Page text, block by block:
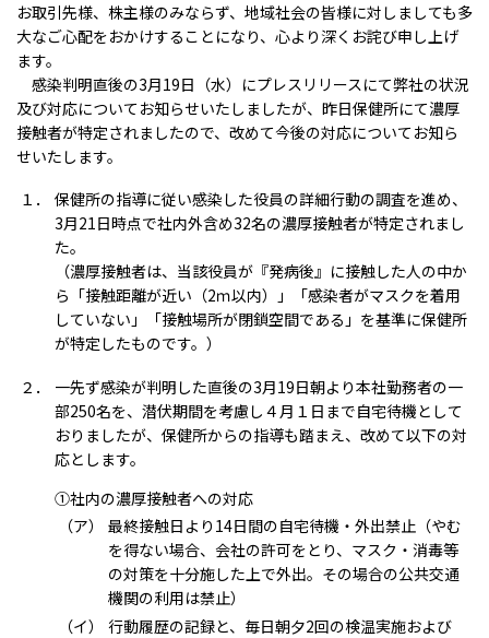
お取引先様、株主様のみならず、地域社会の皆様に対しましても多
大なご心配をおかけすることになり、心より深くお詫び申し上げ
ます。
感染判明直後の3月19日（水）にプレスリリースにて弊社の状況
及び対応についてお知らせいたしましたが、昨日保健所にて濃厚
接触者が特定されましたので、改めて今後の対応についてお知ら
せいたします。
１．
保健所の指導に従い感染した役員の詳細行動の調査を進め、
3月21日時点で社内外含め32名の濃厚接触者が特定されまし
た。
（濃厚接触者は、当該役員が『発病後』に接触した人の中か
ら「接触距離が近い（2ｍ以内）」「感染者がマスクを着用
していない」「接触場所が閉鎖空間である」を基準に保健所
が特定したものです。）
２．
一先ず感染が判明した直後の3月19日朝より本社勤務者の一
部250名を、潜伏期間を考慮し４月１日まで自宅待機として
おりましたが、保健所からの指導も踏まえ、改めて以下の対
応とします。
①社内の濃厚接触者への対応
（ア）
最終接触日より14日間の自宅待機・外出禁止（やむ
を得ない場合、会社の許可をとり、マスク・消毒等
の対策を十分施した上で外出。その場合の公共交通
機関の利用は禁止）
（イ）
行動履歴の記録と、毎日朝夕2回の検温実施および